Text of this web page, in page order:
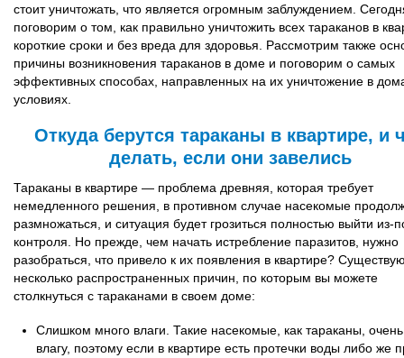
стоит уничтожать, что является огромным заблуждением.
поговорим о том, как правильно уничтожить всех тараканов в
короткие сроки и без вреда для здоровья. Рассмотрим также
причины возникновения тараканов в доме и поговорим о самых
эффективных способах, направленных на их уничтожение в
условиях.
Откуда берутся тараканы в квартире, и
делать, если они завелись
Тараканы в квартире — проблема древняя, которая требует
немедленного решения, в противном случае насекомые
размножаться, и ситуация будет грозиться полностью выйти из-
контроля. Но прежде, чем начать истребление паразитов, нужно
разобраться, что привело к их появления в квартире?
несколько распространенных причин, по которым вы можете
столкнуться с тараканами в своем доме:
Слишком много влаги. Такие насекомые, как тараканы,
влагу, поэтому если в квартире есть протечки воды либо же